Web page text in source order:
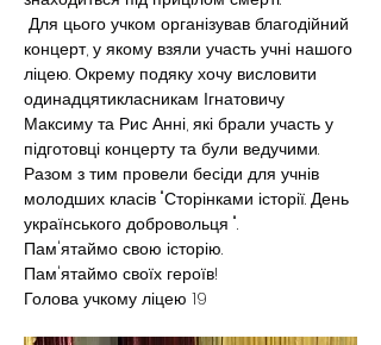
Для цього учком організував благодійний
концерт, у якому взяли участь учні нашого
ліцею. Окрему подяку хочу висловити
одинадцятикласникам Ігнатовичу
Максиму та Рис Анні, які брали участь у
підготовці концерту та були ведучими.
Разом з тим провели бесіди для учнів
молодших класів "Сторінками історії. День
українського добровольця ".
Пам'ятаймо свою історію.
Пам'ятаймо своїх героїв!
Голова учкому ліцею 19